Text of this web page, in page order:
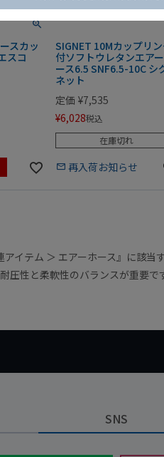
スカッ
スコ
SIGNET 10Mカップリ
付ソフトウレタンエア
ース6.5 SNF6.5-10C シ
ネット
定価 ¥7,535
¥6,028税込
在庫切れ
再入荷お知らせ
イテム ＞ エアーホース』に該
圧性と柔軟性のバランスが重要
SNS